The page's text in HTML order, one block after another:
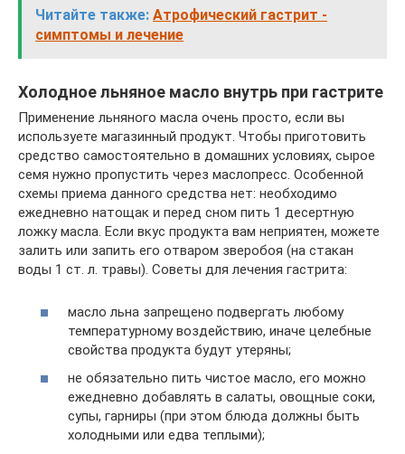
Читайте также: Атрофический гастрит -
симптомы и лечение
Холодное льняное масло внутрь при гастрите
Применение льняного масла очень просто, если вы
используете магазинный продукт. Чтобы приготовить
средство самостоятельно в домашних условиях, сырое
семя нужно пропустить через маслопресс. Особенной
схемы приема данного средства нет: необходимо
ежедневно натощак и перед сном пить 1 десертную
ложку масла. Если вкус продукта вам неприятен, можете
залить или запить его отваром зверобоя (на стакан
воды 1 ст. л. травы). Советы для лечения гастрита:
масло льна запрещено подвергать любому
температурному воздействию, иначе целебные
свойства продукта будут утеряны;
не обязательно пить чистое масло, его можно
ежедневно добавлять в салаты, овощные соки,
супы, гарниры (при этом блюда должны быть
холодными или едва теплыми);